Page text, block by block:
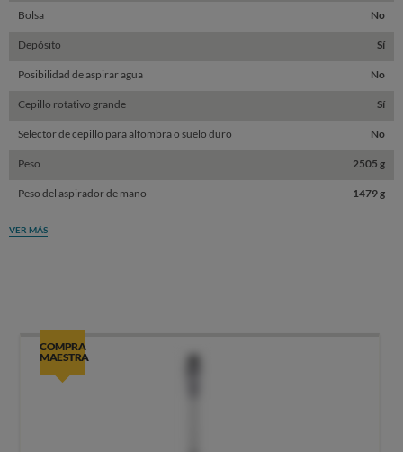
Bolsa No
Depósito Sí
Posibilidad de aspirar agua No
Cepillo rotativo grande Sí
Selector de cepillo para alfombra o suelo duro No
Peso 2505 g
Peso del aspirador de mano 1479 g
VER MÁS
COMPRA
MAESTRA